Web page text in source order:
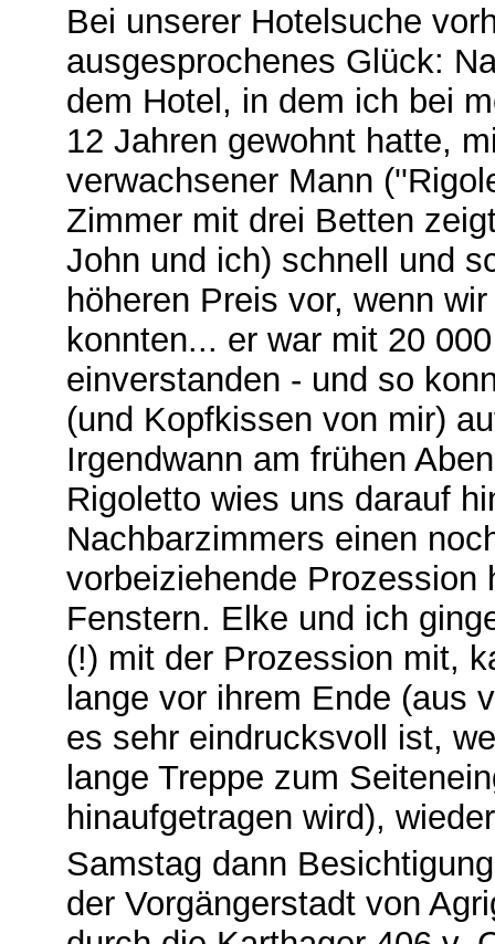
Bei unserer Hotelsuche
ausgesprochenes Glück:
dem Hotel, in dem ich bei
12 Jahren gewohnt hatte,
verwachsener Mann
Zimmer mit drei Betten
John und ich) schnell und
höheren Preis vor, wenn
konnten... er war mit 20
einverstanden ‑ und so
(und Kopfkissen von mir)
Irgendwann am frühen
Rigoletto wies uns darauf
Nachbarzimmers einen
vorbeiziehende Prozession
Fenstern. Elke und ich
(!) mit der Prozession mit,
lange vor ihrem Ende (aus
es sehr eindrucksvoll ist,
lange Treppe zum
hinaufgetragen wird),
Samstag dann
der Vorgängerstadt von